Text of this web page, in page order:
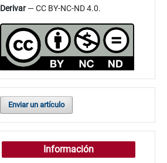
Derivar — CC BY-NC-ND 4.0.
Enviar un artículo
Información